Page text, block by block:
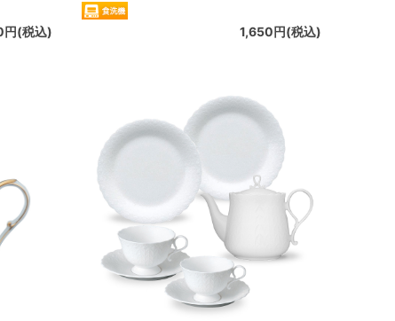
円(税込) 1,650円(税込)